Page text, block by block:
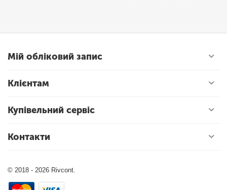
Мій обліковий запис
Клієнтам
Купівельний сервіс
Контакти
© 2018 - 2026 Rivcont.